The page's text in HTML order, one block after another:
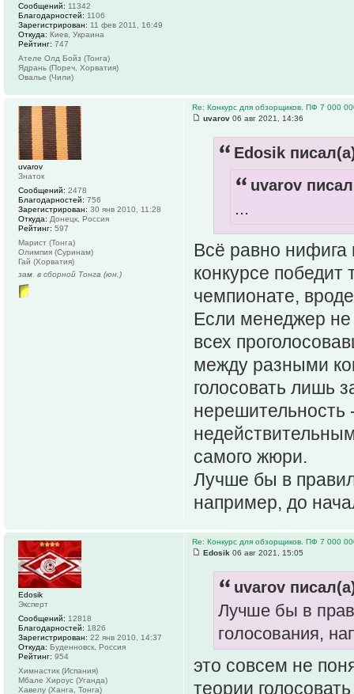
Сообщений: 11342
Благодарностей: 1106
Зарегистрирован: 11 фев 2011, 16:49
Откуда: Киев, Украина
Рейтинг: 747
Ателе Олд Бойз (Тонга)
Ядрань (Пореч, Хорватия)
Овалье (Чили)
Re: Конкурс для обзорщиков. ПФ 7 000
uvarov 06 авг 2021, 14:36
Edosik
uvarov
...
Всё равно нифига
конкурсе победит
чемпионате,
Если менеджер не
всех
между разными
голосовать лишь
нерешительность
самого жюри.
Лучше бы в
например, до
uvarov
Знаток
Сообщений: 2478
Благодарностей: 756
Зарегистрирован: 30 янв 2010, 11:28
Откуда: Донецк, Россия
Рейтинг: 597
Марист (Тонга)
Олимпия (Суринам)
Гай (Хорватия)
зам. в сборной Тонга (юн.)
Re: Конкурс для обзорщиков. ПФ 7 000
Edosik 06 авг 2021, 15:05
uvarov
Лучше бы в
голосования,
это совсем не
теории
Edosik
Эксперт
Сообщений: 12818
Благодарностей: 1826
Зарегистрирован: 22 янв 2010, 14:37
Откуда: Буденновск, Россия
Рейтинг: 954
Химнастик (Испания)
Мбале Хироус (Уганда)
Хавелу (Ханга, Тонга)